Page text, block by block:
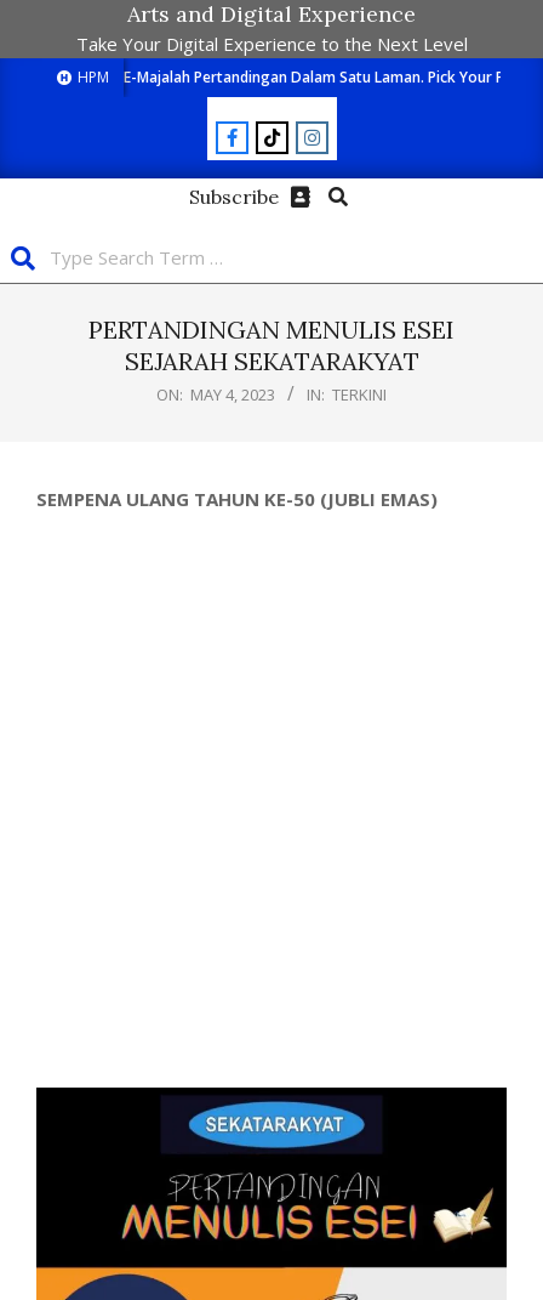
Arts and Digital Experience
Take Your Digital Experience to the Next Level
HPM E-Majalah Pertandingan Dalam Satu Laman. Pick Your
Subscribe
PERTANDINGAN MENULIS ESEI
SEJARAH SEKATARAKYAT
ON: MAY 4, 2023 IN: TERKINI
SEMPENA ULANG TAHUN KE-50 (JUBLI EMAS)